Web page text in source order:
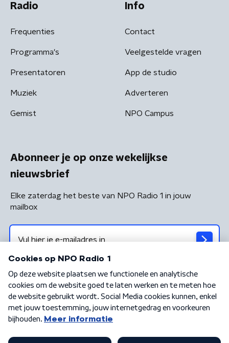
Radio
Frequenties
Programma's
Presentatoren
Muziek
Gemist
Info
Contact
Veelgestelde vragen
App de studio
Adverteren
NPO Campus
Abonneer je op onze wekelijkse
nieuwsbrief
Elke zaterdag het beste van NPO Radio 1 in jouw
mailbox
Algemene voorwaarden